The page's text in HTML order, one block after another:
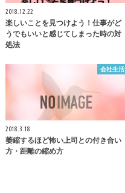
2018.12.22
楽しいことを見つけよう！仕事がど
うでもいいと感じてしまった時の対
処法
会社生活
2018.3.18
萎縮するほど怖い上司との付き合い
方・距離の縮め方